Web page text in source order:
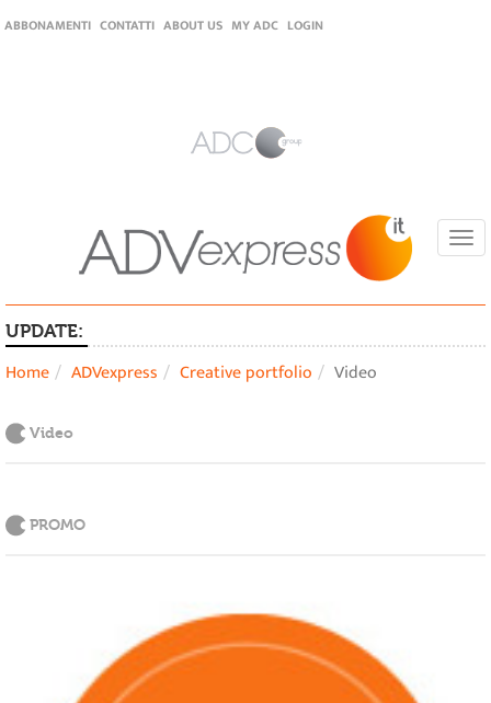
ABBONAMENTI CONTATTI ABOUT US MY ADC LOGIN
UPDATE:
Home ADVexpress Creative portfolio Video
Video
PROMO